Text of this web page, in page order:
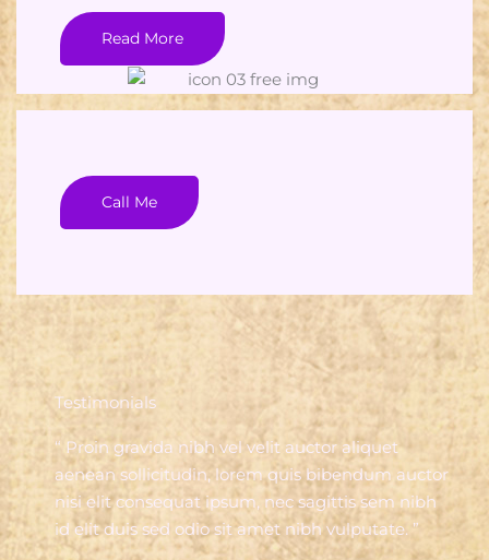
Call Me
Read More
Testimonials
“ Proin gravida nibh vel velit auctor aliquet
aenean sollicitudin, lorem quis bibendum auctor
nisi elit consequat ipsum, nec sagittis sem nibh
id elit duis sed odio sit amet nibh vulputate. ”